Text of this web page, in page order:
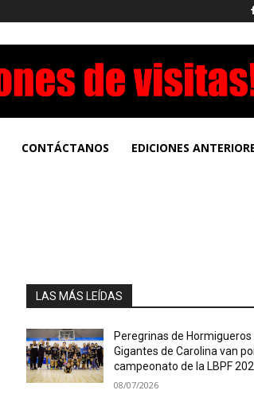
CONTÁCTANOS EDICIONES
LAS MÁS LEÍDAS
Peregrinas de Hormigueros
Gigantes de Carolina van
campeonato de la LBPF
08/07/2026